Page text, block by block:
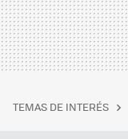
TEMAS DE INTERÉS